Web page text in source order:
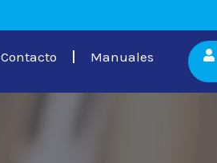
Contacto Manuales